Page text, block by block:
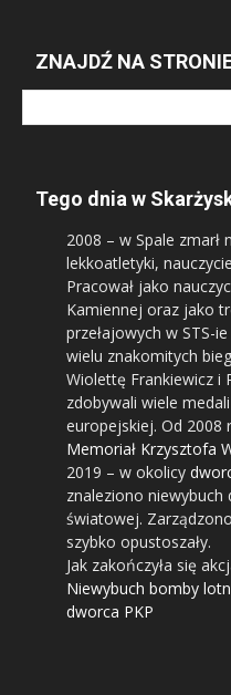
ZNAJDŹ NA
Tego dnia w
2008 – w Spale
lekkoatletyki,
Pracował jako
Kamiennej oraz jako
przełajowych w STS-
wielu znakomitych
Wiolettę Frankiewicz i
zdobywali wiele
europejskiej. Od 2008
Memoriał Krzysztofa
2019 – w okolicy
znaleziono
światowej.
szybko opustoszały.
Jak zakończyła się
Niewybuch bomby
dworca PKP